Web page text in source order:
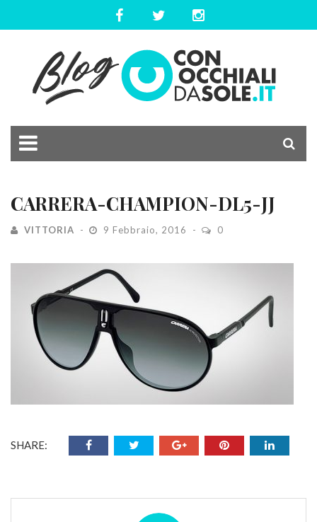
CARRERA-CHAMPION-DL5-JJ
VITTORIA 9 Febbraio, 2016 0
SHARE: